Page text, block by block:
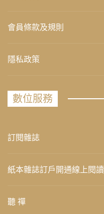
會員條款及規則
隱私政策
數位服務
訂閱雜誌
紙本雜誌訂戶開通線上閱讀
聽 禪